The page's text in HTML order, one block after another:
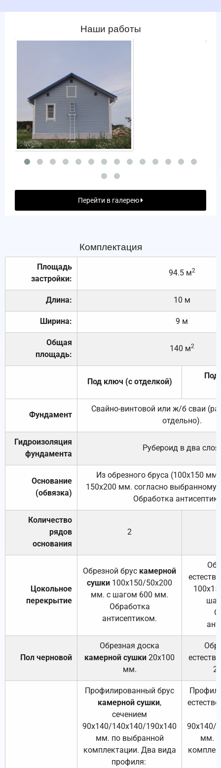
Наши работы
Перейти в галерею
Комплектация
Площадь
застройки:
94.5 м2
Длина: 10 м
Ширина: 9 м
Общая
площадь:
140 м2
Под ключ (с отделкой)
Под
Фундамент
Свайно-винтовой или ж/б сваи
отдельно).
Гидроизоляция
фундамента
Рубероид в два слоя.
Основание
(обвязка)
Из обрезного бруса (100х150
150х200 мм. согласно выбранному
Обработка
Количество
рядов
основания
2
Цокольное
перекрытие
Обрезной брус камерной
сушки 100х150/50х200
мм. с шагом 600 мм.
Обработка
антисептиком.
Пол черновой
Обрезная доска
камерной сушки 20х100
мм.
Профилированный брус
камерной сушки,
сечением
90х140/140х140/190х140
мм. по выбранной
комплектации. Два вида
профиля:
90х140/
мм.